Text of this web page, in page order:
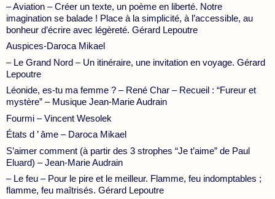
– Aviation – Créer un texte, un poème en liberté. Notre
imagination se balade ! Place à la simplicité, à l’accessible, au
bonheur d’écrire avec légèreté. Gérard Lepoutre
Auspices-Daroca Mikael
– Le Grand Nord – Un itinéraire, une invitation en voyage. Gérard
Lepoutre
Léonide, es-tu ma femme ? – René Char – Recueil : “Fureur et
mystère” – Musique Jean-Marie Audrain
Fourmi – Vincent Wesolek
États d ’ âme – Daroca Mikael
S’aimer comment (à partir des 3 strophes “Je t’aime” de Paul
Eluard) – Jean-Marie Audrain
– Le feu – Pour le pire et le meilleur. Flamme, feu indomptables ;
flamme, feu maîtrisés. Gérard Lepoutre